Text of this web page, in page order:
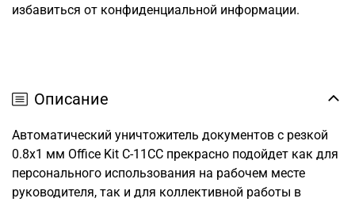
избавиться от конфиденциальной информации.
Описание
Автоматический уничтожитель документов с резкой
0.8x1 мм Office Kit C-11CC прекрасно подойдет как для
персонального использования на рабочем месте
руководителя, так и для коллективной работы в